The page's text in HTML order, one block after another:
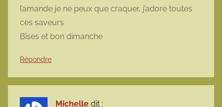
l’amande je ne peux que craquer, j’adore toutes
ces saveurs
Bises et bon dimanche
Répondre
Michelle dit :